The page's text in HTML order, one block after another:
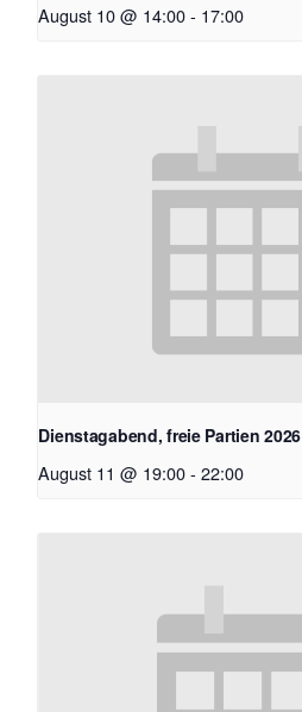
August 10 @ 14:00 - 17:00
Dienstagabend, freie Partien 2026
August 11 @ 19:00 - 22:00